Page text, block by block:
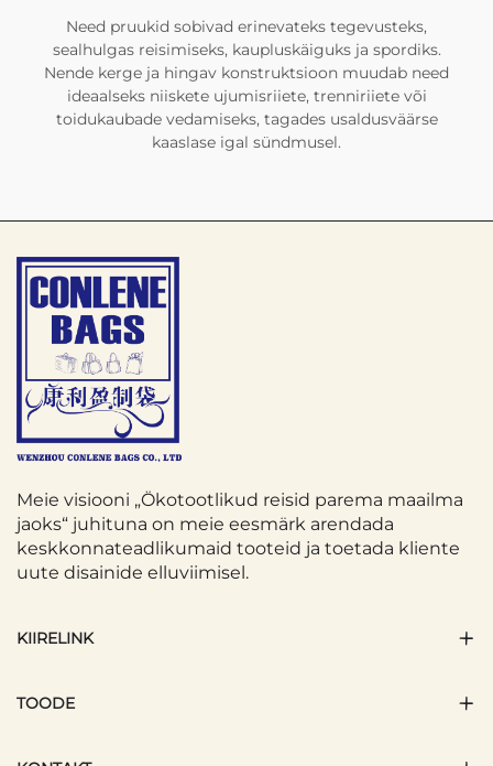
Need pruukid sobivad erinevateks tegevusteks,
sealhulgas reisimiseks, kaupluskäiguks ja spordiks.
Nende kerge ja hingav konstruktsioon muudab need
ideaalseks niiskete ujumisriiete, trenniriiete või
toidukaubade vedamiseks, tagades usaldusväärse
kaaslase igal sündmusel.
Meie visiooni „Ökotootlikud reisid parema maailma
jaoks“ juhituna on meie eesmärk arendada
keskkonnateadlikumaid tooteid ja toetada kliente
uute disainide elluviimisel.
KIIRELINK
TOODE